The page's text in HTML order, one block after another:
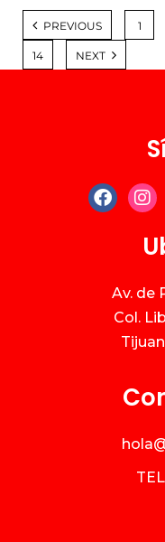
PREVIOUS 1
14 NEXT
Av. de
Col.